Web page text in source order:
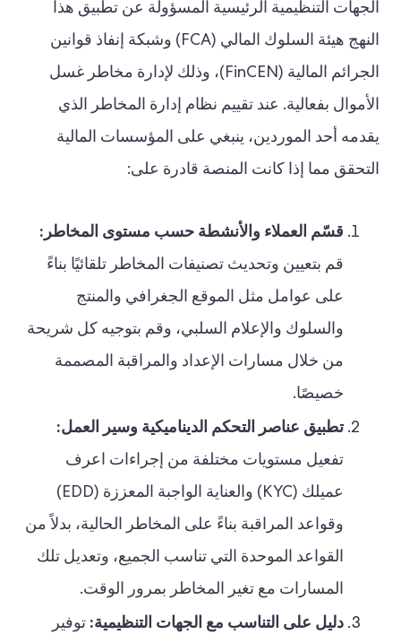
الجهات التنظيمية الرئيسية المسؤولة عن تطبيق هذا
النهج هيئة السلوك المالي (FCA) وشبكة إنفاذ قوانين
الجرائم المالية (FinCEN)، وذلك لإدارة مخاطر غسل
الأموال بفعالية. عند تقييم نظام إدارة المخاطر الذي
يقدمه أحد الموردين، ينبغي على المؤسسات المالية
التحقق مما إذا كانت المنصة قادرة على:
قسّم العملاء والأنشطة حسب مستوى المخاطر:
قم بتعيين وتحديث تصنيفات المخاطر تلقائيًا بناءً
على عوامل مثل الموقع الجغرافي والمنتج
والسلوك والإعلام السلبي، وقم بتوجيه كل شريحة
من خلال مسارات الإعداد والمراقبة المصممة
خصيصًا.
تطبيق عناصر التحكم الديناميكية وسير العمل:
تفعيل مستويات مختلفة من إجراءات اعرف
عميلك (KYC) والعناية الواجبة المعززة (EDD)
وقواعد المراقبة بناءً على المخاطر الحالية، بدلاً من
القواعد الموحدة التي تناسب الجميع، وتعديل تلك
المسارات مع تغير المخاطر بمرور الوقت.
دليل على التناسب مع الجهات التنظيمية: توفير